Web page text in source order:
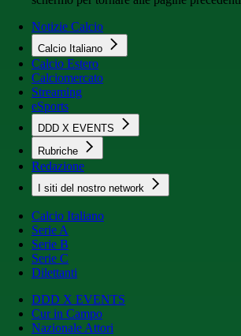
Notizie Calcio
Calcio Italiano
Calcio Estero
Calciomercato
Streaming
eSports
DDD X EVENTS
Rubriche
Redazione
I siti del nostro network
Calcio Italiano
Serie A
Serie B
Serie C
Dilettanti
DDD X EVENTS
Cur in Campo
Nazionale Attori